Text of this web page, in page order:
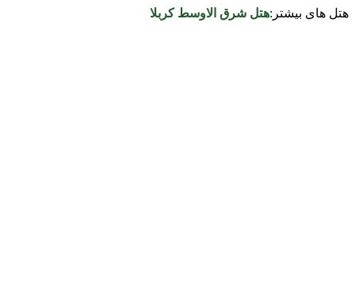
هتل های بیشتر:هتل شرق الاوسط کربلا